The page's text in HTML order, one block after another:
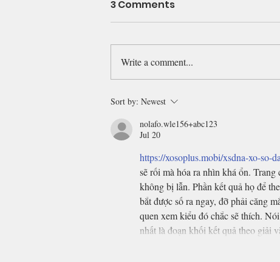
3 Comments
Write a comment...
Sort by: Newest
nolafo.wle156+abc123
Jul 20
https://xosoplus.mobi/xsdna-xo-so-
sẽ rối mà hóa ra nhìn khá ổn.
không bị lẫn. Phần kết quả họ để
bắt được số ra ngay, đỡ phải căng
quen xem kiểu đó chắc sẽ thích.
nhất là đoạn khối kết quả theo giải